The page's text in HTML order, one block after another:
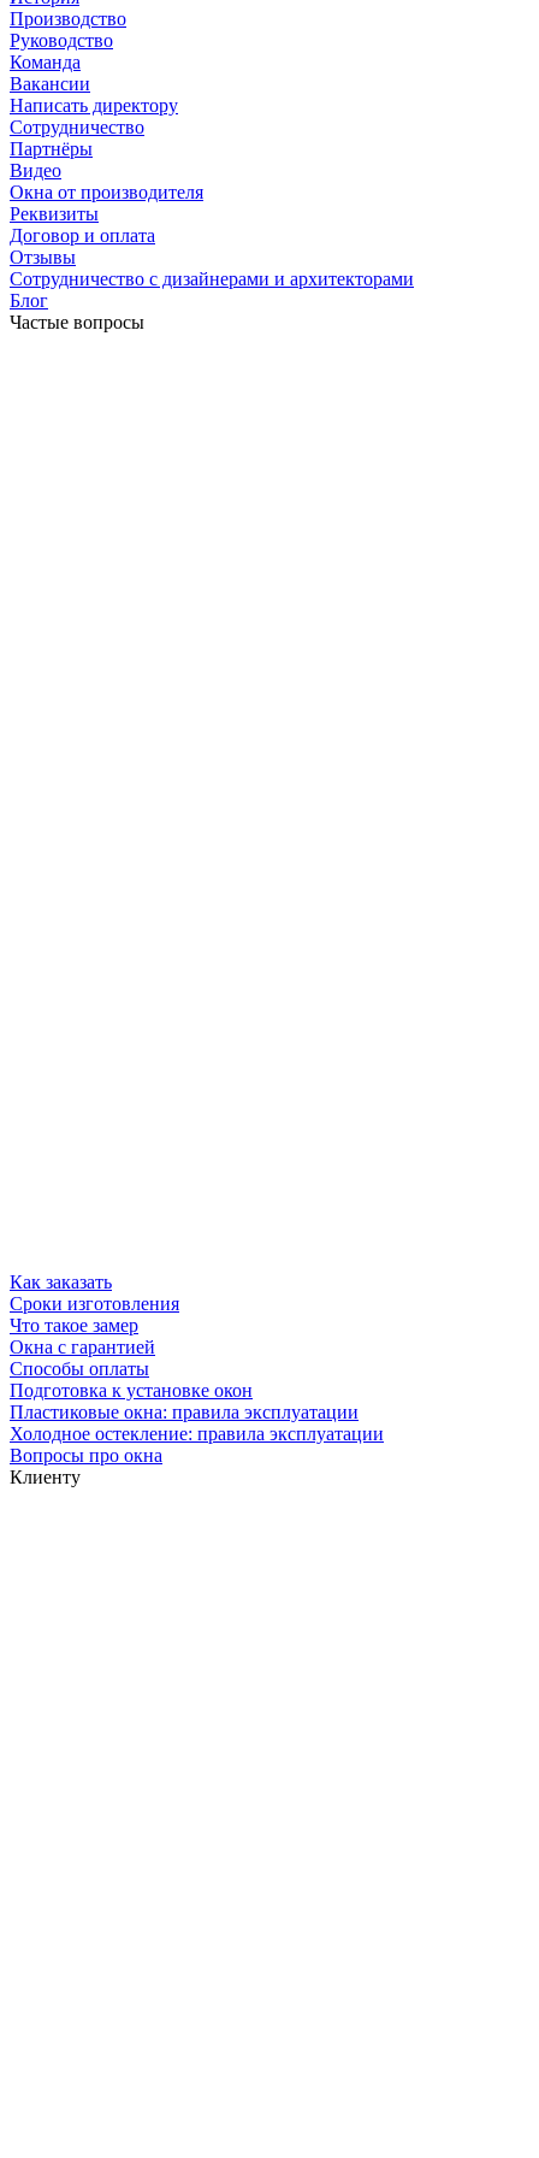
Производство
Руководство
Команда
Вакансии
Написать директору
Сотрудничество
Партнёры
Видео
Окна от производителя
Реквизиты
Договор и оплата
Отзывы
Сотрудничество с дизайнерами и архитекторами
Блог
Частые вопросы
Как заказать
Сроки изготовления
Что такое замер
Окна с гарантией
Способы оплаты
Подготовка к установке окон
Пластиковые окна: правила эксплуатации
Холодное остекление: правила эксплуатации
Вопросы про окна
Клиенту